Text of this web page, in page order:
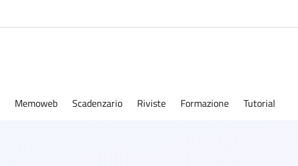
Memoweb Scadenzario Riviste Formazione Tutorial